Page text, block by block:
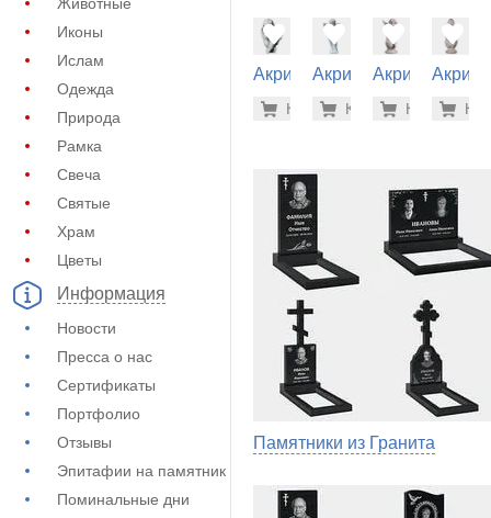
Иконы
Ислам
Одежда
Природа
Рамка
Свеча
Святые
Храм
Цветы
Информация
Новости
Пресса о нас
Сертификаты
Портфолио
Отзывы
Эпитафии на памятник
Поминальные дни
Акрил на
(62-148)
-7% 5.900
Купить
Акрил на
(62-220)
-7%
Купить
Акрил на
(62-224)
-
Купить
Акрил
(62-
Памятники из Гранита